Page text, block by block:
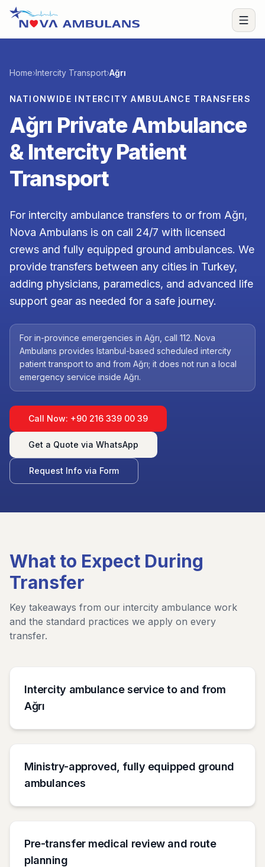
Skip to content
Home›Intercity Transport›Ağrı
NATIONWIDE INTERCITY AMBULANCE TRANSFERS
Ağrı Private Ambulance
& Intercity Patient
Transport
For intercity ambulance transfers to or from Ağrı,
Nova Ambulans is on call 24/7 with licensed
crews and fully equipped ground ambulances. We
provide transfers between any cities in Turkey,
adding physicians, paramedics, and advanced life
support gear as needed for a safe journey.
For in-province emergencies in Ağrı, call 112. Nova
Ambulans provides Istanbul-based scheduled intercity
patient transport to and from Ağrı; it does not run a local
emergency service inside Ağrı.
Call Now: +90 216 339 00 39
Get a Quote via WhatsApp
Request Info via Form
What to Expect During
Transfer
Key takeaways from our intercity ambulance work
and the standard practices we apply on every
transfer.
Intercity ambulance service to and from
Ağrı
Ministry-approved, fully equipped ground
ambulances
Pre-transfer medical review and route
planning